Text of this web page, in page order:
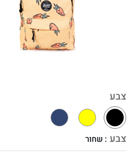
צבע
צבע : שחור